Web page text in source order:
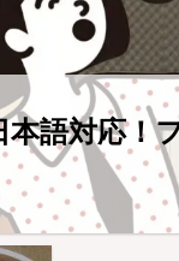
本語対応！